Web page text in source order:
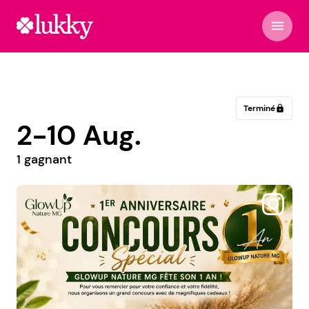
menu
Terminélock
2-10 Aug.
1 gagnant
@lilie.et.cie